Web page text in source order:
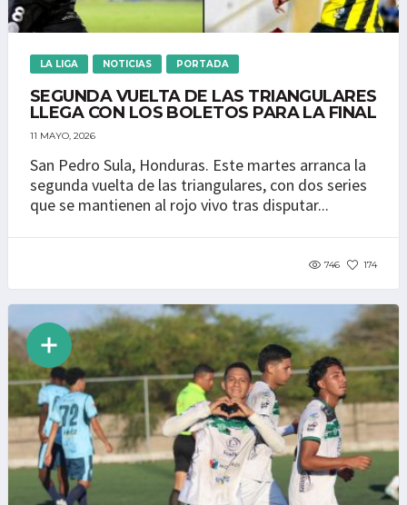
LA LIGA NOTICIAS PORTADA
SEGUNDA VUELTA DE LAS TRIANGULARES
LLEGA CON LOS BOLETOS PARA LA FINAL
11 MAYO, 2026
San Pedro Sula, Honduras. Este martes arranca la
segunda vuelta de las triangulares, con dos series
que se mantienen al rojo vivo tras disputar...
746 174